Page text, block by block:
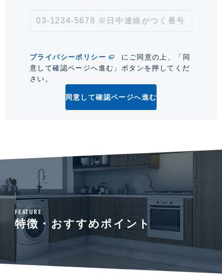
0
プライバシーポリシー
にご同意の上、「同
意して確認ページへ進む」ボタンを押してくだ
さい。
同意して確認ページへ進む
FEATURE
特徴・おすすめポイント